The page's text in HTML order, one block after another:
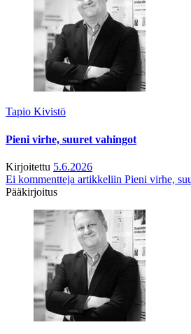
Tapio Kivistö
Pieni virhe, suuret vahingot
Kirjoitettu 5.6.2026
Ei kommentteja artikkeliin Pieni virhe,
Pääkirjoitus